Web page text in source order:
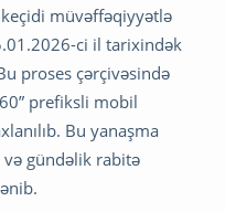
müvəffəqiyyətlə
ci il tarixindək
proses çərçivəsində
prefiksli mobil
Bu yanaşma
və gündəlik rabitə